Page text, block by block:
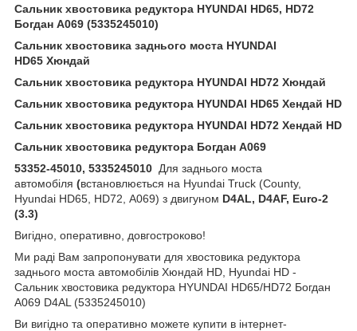
Сальник хвостовика редуктора HYUNDAI HD65, HD72
Богдан А069 (5335245010)
Сальник хвостовика заднього моста HYUNDAI
HD65 Хюндай
Сальник хвостовика редуктора HYUNDAI HD72 Хюндай
Сальник хвостовика редуктора HYUNDAI HD65 Хендай HD
Сальник хвостовика редуктора HYUNDAI HD72 Хендай HD
Сальник хвостовика редуктора Богдан А069
53352-45010, 5335245010 Для заднього моста
автомобіля (встановлюється на Hyundai Truck (County,
Hyundai HD65, HD72, А069) з двигуном D4AL, D4AF, Euro-2
(3.3)
Вигідно, оперативно, довгостроково!
Ми раді Вам запропонувати для хвостовика редуктора
заднього моста автомобілів Хюндай HD, Hyundai HD -
Сальник хвостовика редуктора HYUNDAI HD65/HD72 Богдан
А069 D4AL (5335245010)
Ви вигідно та оперативно можете купити в інтернет-